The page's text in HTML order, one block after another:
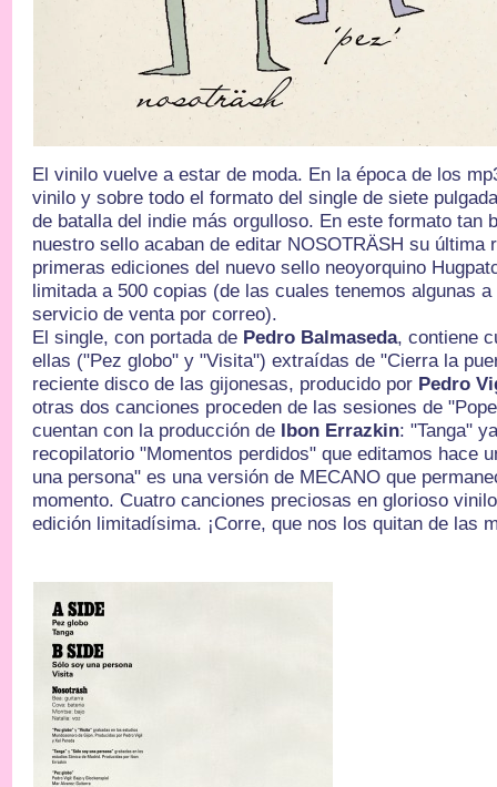
El vinilo vuelve a estar de moda. En la época de los
vinilo y sobre todo el formato del single de siete
de batalla del indie más orgulloso. En este formato tan
nuestro sello acaban de editar NOSOTRÄSH su última
primeras ediciones del nuevo sello neoyorquino
limitada a 500 copias (de las cuales tenemos algunas
servicio de venta por correo).
El single, con portada de Pedro Balmaseda, contiene
ellas ("Pez globo" y "Visita") extraídas de "Cierra la
reciente disco de las gijonesas, producido por Pedro
otras dos canciones proceden de las sesiones de
cuentan con la producción de Ibon Errazkin: "Tanga"
recopilatorio "Momentos perdidos" que editamos hace
una persona" es una versión de MECANO que
momento. Cuatro canciones preciosas en glorioso
edición limitadísima. ¡Corre, que nos los quitan de las